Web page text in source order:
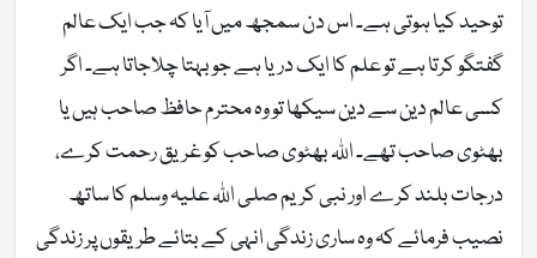
توحید کیا ہوتی ہے۔ اس دن سمجھ میں آیا کہ جب ایک عالم
گفتگو کرتا ہے تو علم کا ایک دریا ہے جو بہتا چلاجاتا ہے۔ اگر
کسی عالم دین سے دین سیکھا تو وہ محترم حافظ صاحب ہیں یا
بھٹوی صاحب تھے۔ اللہ بھٹوی صاحب کو غریق رحمت کرے،
درجات بلند کرے اور نبی کریم صلی اللہ علیہ وسلم کا ساتھ
نصیب فرمائے کہ وہ ساری زندگی انہی کے بتائے طریقوں پر زندگی